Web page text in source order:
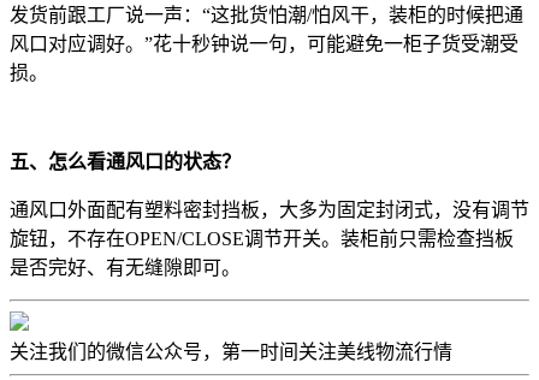
发货前跟工厂说一声：“这批货怕潮/怕风干，装柜的时候把通
风口对应调好。”花十秒钟说一句，可能避免一柜子货受潮受
损。
五、怎么看通风口的状态？
通风口外面配有塑料密封挡板，大多为固定封闭式，没有调节
旋钮，不存在OPEN/CLOSE调节开关。装柜前只需检查挡板
是否完好、有无缝隙即可。
关注我们的微信公众号，第一时间关注美线物流行情